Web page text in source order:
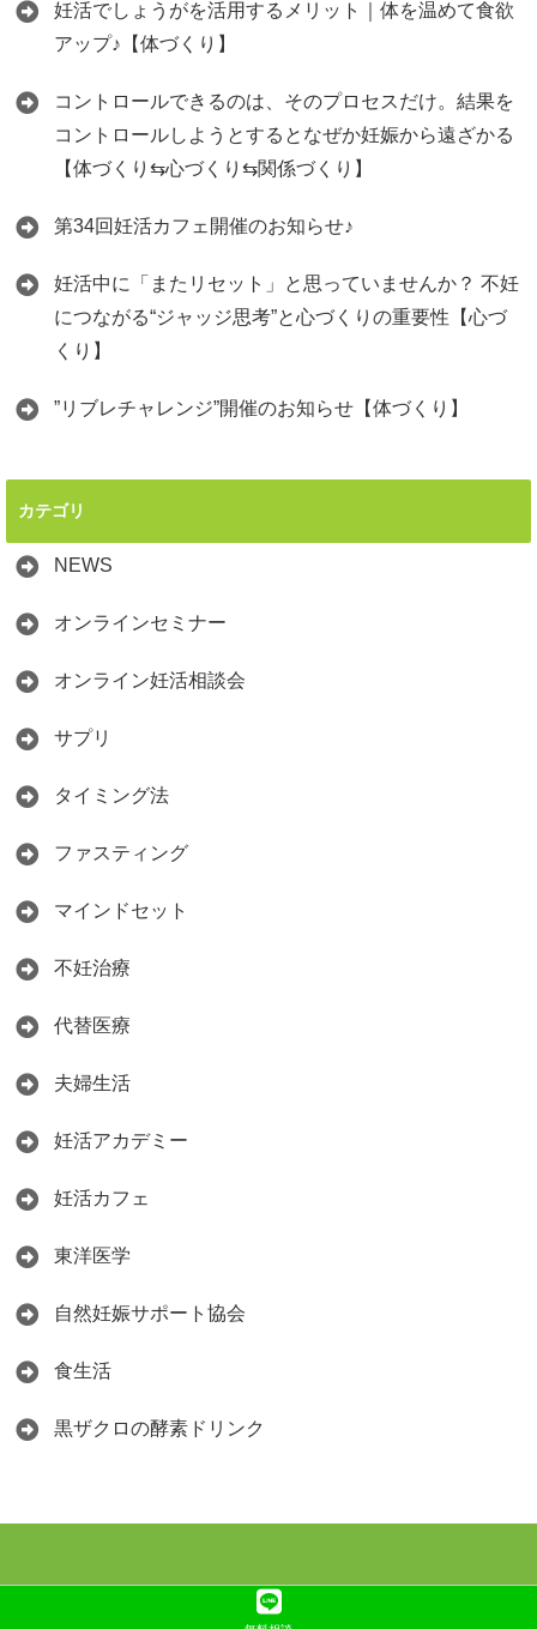
妊活でしょうがを活用するメリット｜体を温めて食欲
アップ♪【体づくり】
コントロールできるのは、そのプロセスだけ。結果を
コントロールしようとするとなぜか妊娠から遠ざかる
【体づくり⇆心づくり⇆関係づくり】
第34回妊活カフェ開催のお知らせ♪
妊活中に「またリセット」と思っていませんか？ 不妊
につながる“ジャッジ思考”と心づくりの重要性【心づ
くり】
”リブレチャレンジ”開催のお知らせ【体づくり】
カテゴリ
NEWS
オンラインセミナー
オンライン妊活相談会
サプリ
タイミング法
ファスティング
マインドセット
不妊治療
代替医療
夫婦生活
妊活アカデミー
妊活カフェ
東洋医学
自然妊娠サポート協会
食生活
黒ザクロの酵素ドリンク